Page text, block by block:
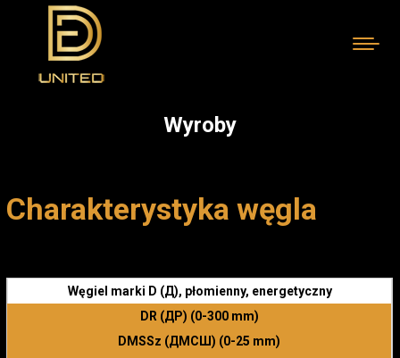
Wyroby
Charakterystyka węgla
Węgiel marki D (Д), płomienny, energetyczny
DR (ДР) (0-300 mm)
DMSSz (ДМСШ) (0-25 mm)